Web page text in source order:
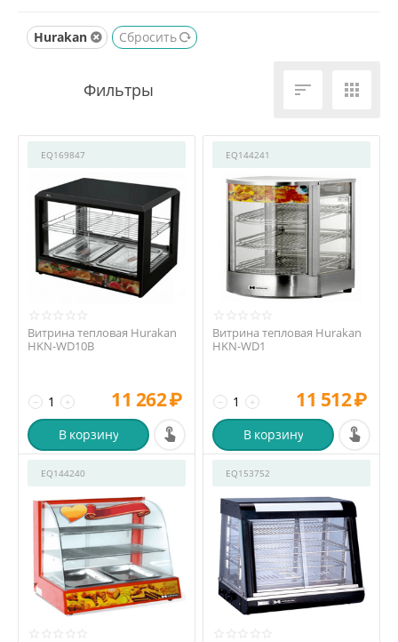
Hurakan
Сбросить
 
EQ169847
Витрина тепловая Hurakan
HKN-WD10B
+
− 11 262₽
В корзину
EQ144241
Витрина тепловая Hurakan
HKN-WD1
+
− 11 512₽
В корзину
EQ144240 EQ153752